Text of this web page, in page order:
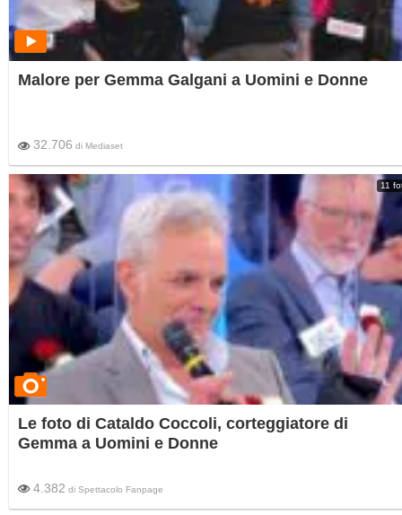
Malore per Gemma Galgani a Uomini e Donne
32.706 di Mediaset
11
Le foto di Cataldo Coccoli, corteggiatore di
Gemma a Uomini e Donne
4.382 di Spettacolo Fanpage